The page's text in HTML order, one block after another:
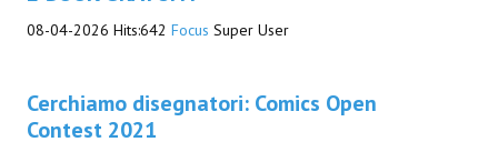
08-04-2026 Hits:642 Focus Super User
Cerchiamo disegnatori: Comics Open
Contest 2021